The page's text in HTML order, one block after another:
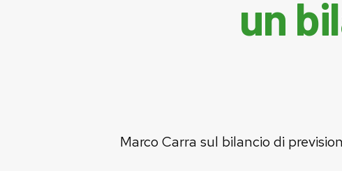
un
Marco Carra sul bilancio di